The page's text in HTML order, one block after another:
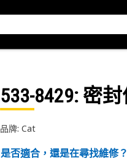
533-8429: 密
品牌: Cat
是否適合，還是在尋找維修？